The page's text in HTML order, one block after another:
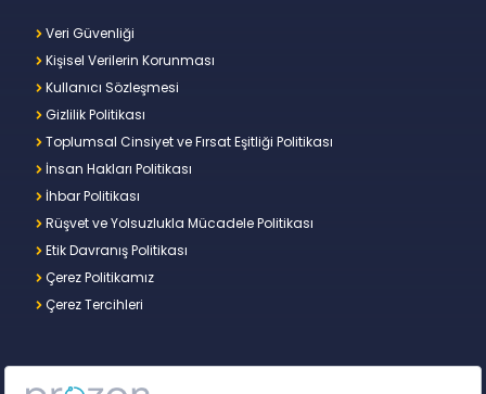
Veri Güvenliği
Kişisel Verilerin Korunması
Kullanıcı Sözleşmesi
Gizlilik Politikası
Toplumsal Cinsiyet ve Fırsat Eşitliği Politikası
İnsan Hakları Politikası
İhbar Politikası
Rüşvet ve Yolsuzlukla Mücadele Politikası
Etik Davranış Politikası
Çerez Politikamız
Çerez Tercihleri